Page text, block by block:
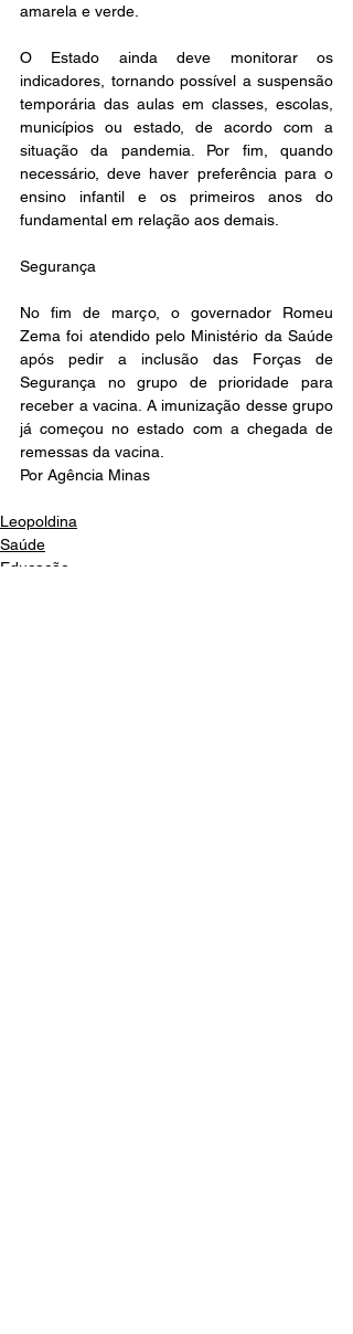
amarela e verde.
O Estado ainda deve monitorar os
indicadores, tornando possível a suspensão
temporária das aulas em classes, escolas,
municípios ou estado, de acordo com a
situação da pandemia. Por fim, quando
necessário, deve haver preferência para o
ensino infantil e os primeiros anos do
fundamental em relação aos demais.
Segurança
No fim de março, o governador Romeu
Zema foi atendido pelo Ministério da Saúde
após pedir a inclusão das Forças de
Segurança no grupo de prioridade para
receber a vacina. A imunização desse grupo
já começou no estado com a chegada de
remessas da vacina.
Por Agência Minas
Leopoldina
Saúde
Educação